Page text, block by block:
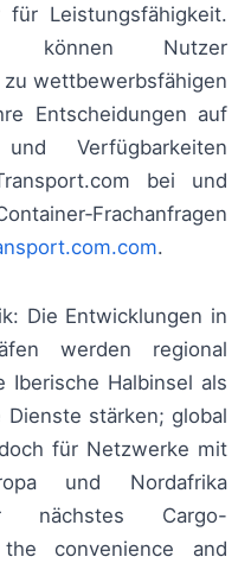
Leistungsfähigkeit.
können Nutzer
wettbewerbsfähigen
Entscheidungen auf
Verfügbarkeiten
bei und
.
Die Entwicklungen in
werden regional
Iberische Halbinsel als
stärken; global
für Netzwerke mit
und Nordafrika
nächstes Cargo-
convenience and